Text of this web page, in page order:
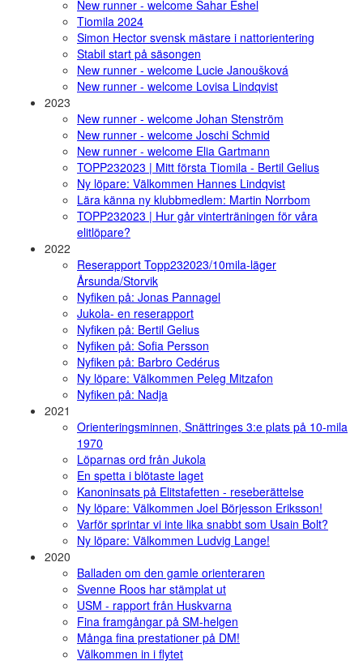
New runner - welcome Sahar Eshel
Tiomila 2024
Simon Hector svensk mästare i nattorientering
Stabil start på säsongen
New runner - welcome Lucie Janoušková
New runner - welcome Lovisa Lindqvist
2023
New runner - welcome Johan Stenström
New runner - welcome Joschi Schmid
New runner - welcome Elia Gartmann
TOPP232023 | Mitt första Tiomila - Bertil Gelius
Ny löpare: Välkommen Hannes Lindqvist
Lära känna ny klubbmedlem: Martin Norrbom
TOPP232023 | Hur går vinterträningen för våra
elitlöpare?
2022
Reserapport Topp232023/10mila-läger
Årsunda/Storvik
Nyfiken på: Jonas Pannagel
Jukola- en reserapport
Nyfiken på: Bertil Gelius
Nyfiken på: Sofia Persson
Nyfiken på: Barbro Cedérus
Ny löpare: Välkommen Peleg Mitzafon
Nyfiken på: Nadja
2021
Orienteringsminnen, Snättringes 3:e plats på 10-mila
1970
Löparnas ord från Jukola
En spetta i blötaste laget
Kanoninsats på Elitstafetten - reseberättelse
Ny löpare: Välkommen Joel Börjesson Eriksson!
Varför sprintar vi inte lika snabbt som Usain Bolt?
Ny löpare: Välkommen Ludvig Lange!
2020
Balladen om den gamle orienteraren
Svenne Roos har stämplat ut
USM - rapport från Huskvarna
Fina framgångar på SM-helgen
Många fina prestationer på DM!
Välkommen in i flytet